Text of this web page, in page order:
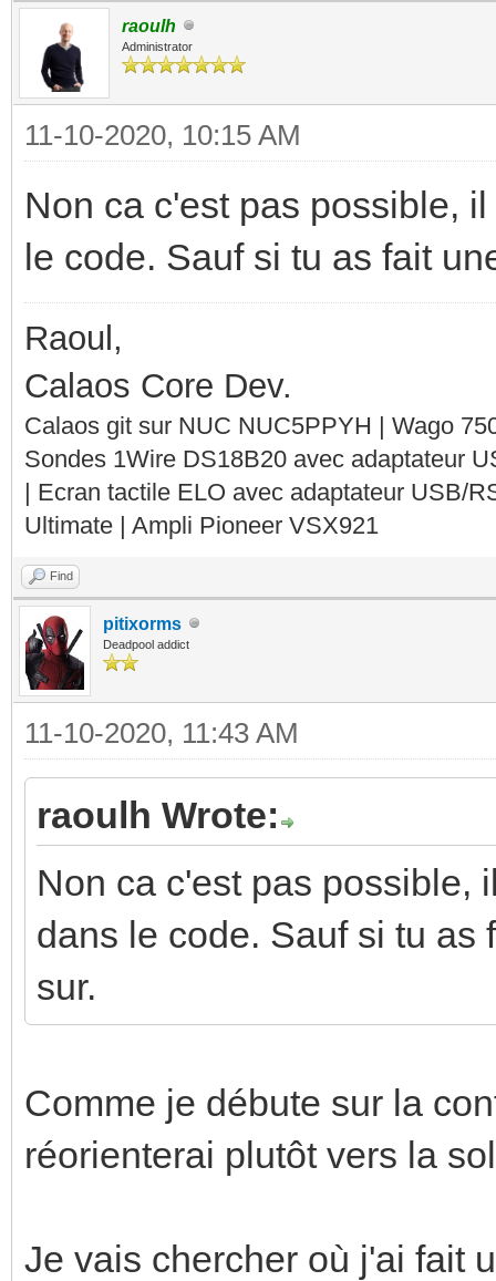
raoulh
Administrator
11-10-2020, 10:15 AM
Non ca c'est pas possible,
le code. Sauf si tu as fait
Raoul,
Calaos Core Dev.
Calaos git sur NUC NUC5PPYH | Wago
Sondes 1Wire DS18B20 avec adaptateur
| Ecran tactile ELO avec adaptateur USB/
Ultimate | Ampli Pioneer VSX921
Find
pitixorms
Deadpool addict
11-10-2020, 11:43 AM
raoulh Wrote:
Non ca c'est pas possible,
dans le code. Sauf si tu as
sur.
Comme je débute sur la
réorienterai plutôt vers la
Je vais chercher où j'ai fait